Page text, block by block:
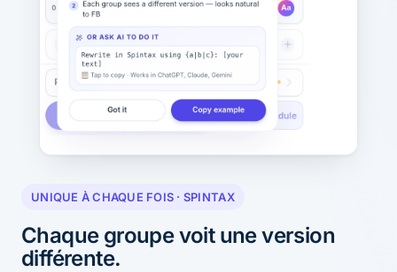
UNIQUE À CHAQUE FOIS · SPINTAX
Chaque groupe voit une version
différente.